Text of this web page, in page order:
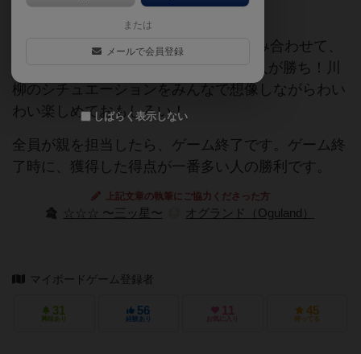
ルールは簡単♪ 手持ちの句カードを組み合わせて、
もっとも”昼ドラ”っぽい川柳を作った人が勝ち！川
柳のシチュエーションをみんなで想像しながらわい
わい楽しめておもしろい！
全員が親を担当したら、ゲーム終了です。ゲーム終
了時に、獲得した得点が一番多い人の勝利です。
上記文章の執筆にご協力くださった方
☆☆☆ 〜三ッ星〜 オグランド（Oguland）
マイボードゲーム登録者
31
興味あり
56
経験あり
11
お気に入り
45
持ってる
または
メールで会員登録
しばらく表示しない